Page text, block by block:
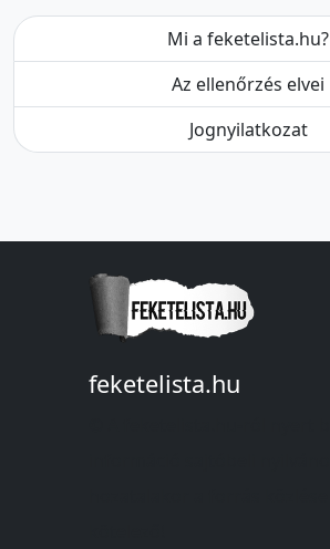
Mi a feketelista.hu?
Az ellenőrzés elvei
Jognyilatkozat
feketelista.hu